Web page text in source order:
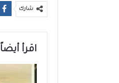
شارك
اقرأ أيضاً